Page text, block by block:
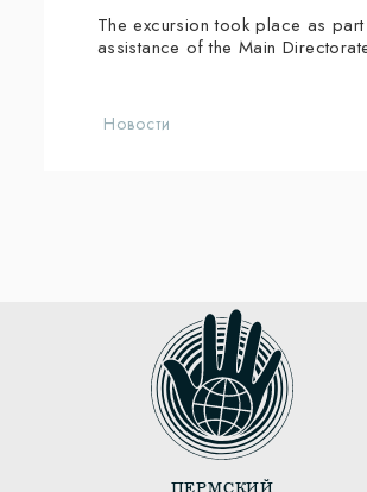
The excursion took place as
assistance of the Main
Новости
ПЕРМСКИЙ